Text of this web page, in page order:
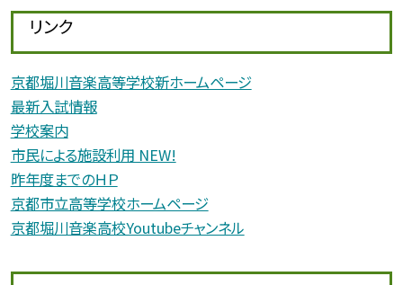
リンク
京都堀川音楽高等学校新ホームページ
最新入試情報
学校案内
市民による施設利用 NEW!
昨年度までのＨＰ
京都市立高等学校ホームページ
京都堀川音楽高校Youtubeチャンネル